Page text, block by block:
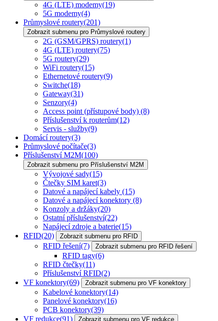
4G (LTE) modemy(19)
5G modemy(4)
Průmyslové routery(201)
Zobrazit submenu pro Průmyslové routery
2G (GSM/GPRS) routery(1)
4G (LTE) routery(75)
5G routery(29)
WiFi routery(15)
Ethernetové routery(9)
Switche(18)
Gateway(31)
Senzory(4)
Access point (přístupové body) (8)
Příslušenství k routerům(12)
Servis - služby(9)
Domácí routery(3)
Průmyslové počítače(3)
Příslušenství M2M(100)
Zobrazit submenu pro Příslušenství M2M
Vývojové sady(15)
Čtečky SIM karet(3)
Datové a napájecí kabely (15)
Datové a napájecí konektory (8)
Konzoly a držáky(20)
Ostatní příslušenství(22)
Napájecí zdroje a baterie(15)
RFID(20) Zobrazit submenu pro RFID
RFID řešení(7) Zobrazit submenu pro RFID řešení
RFID tagy(6)
RFID čtečky(11)
Příslušenství RFID(2)
VF konektory(69) Zobrazit submenu pro VF konektory
Kabelové konektory(14)
Panelové konektory(16)
PCB konektory(39)
VF redukce(91) Zobrazit submenu pro VF redukce